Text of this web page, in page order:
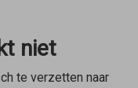
niet
te verzetten naar